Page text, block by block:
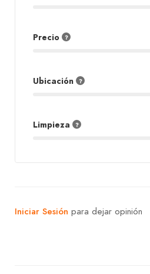
Precio
Ubicación
Limpieza
Iniciar Sesión para dejar opinión